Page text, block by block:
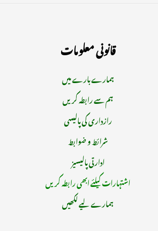
قانونی معلومات
ہمارے بارے میں
ہم سے رابطہ کریں
رازداری کی پالیسی
شرائط و ضوابط
ادارتی پالیسیز
اشتہارات کیلئے ابھی رابطہ کریں
ہمارے لیے لکھیں